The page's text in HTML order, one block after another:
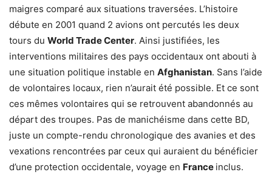
maigres comparé aux situations traversées. L’histoire
débute en 2001 quand 2 avions ont percutés les deux
tours du World Trade Center. Ainsi justifiées, les
interventions militaires des pays occidentaux ont abouti à
une situation politique instable en Afghanistan. Sans l’aide
de volontaires locaux, rien n’aurait été possible. Et ce sont
ces mêmes volontaires qui se retrouvent abandonnés au
départ des troupes. Pas de manichéisme dans cette BD,
juste un compte-rendu chronologique des avanies et des
vexations rencontrées par ceux qui auraient du bénéficier
d’une protection occidentale, voyage en France inclus.